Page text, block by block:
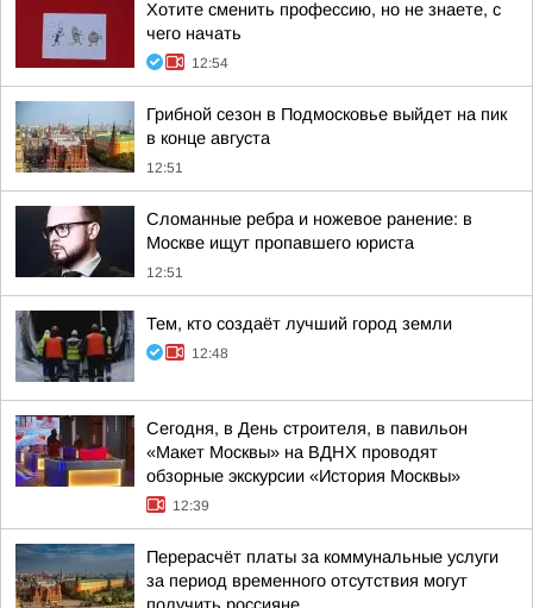
Хотите сменить профессию, но не знаете, с
чего начать
12:54
Грибной сезон в Подмосковье выйдет на пик
в конце августа
12:51
Сломанные ребра и ножевое ранение: в
Москве ищут пропавшего юриста
12:51
Тем, кто создаёт лучший город земли
12:48
Сегодня, в День строителя, в павильон
«Макет Москвы» на ВДНХ проводят
обзорные экскурсии «История Москвы»
12:39
Перерасчёт платы за коммунальные услуги
за период временного отсутствия могут